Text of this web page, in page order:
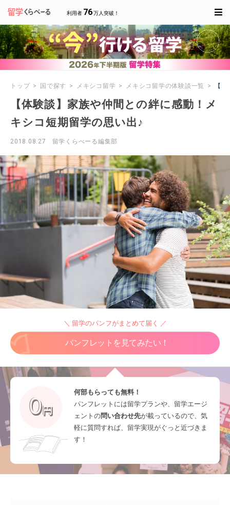
利用者 76万人突破！
トップ 国で探す メキシコ留学 メキシコ留学の体験談一覧 【
【体験談】家族や仲間との絆に感動！メ
キシコ短期留学の思い出♪
2018.08.27 留学くらべーる編集部
＼ 留学のパンフがまとめて届く ／
パンフレットを見てみたい！
何部もらっても無料！
パンフレットには留学プランや、留学エージ
ェントの問い合わせ先が載っているので、気
軽に質問すれば、留学実現がぐっと近づきま
す！